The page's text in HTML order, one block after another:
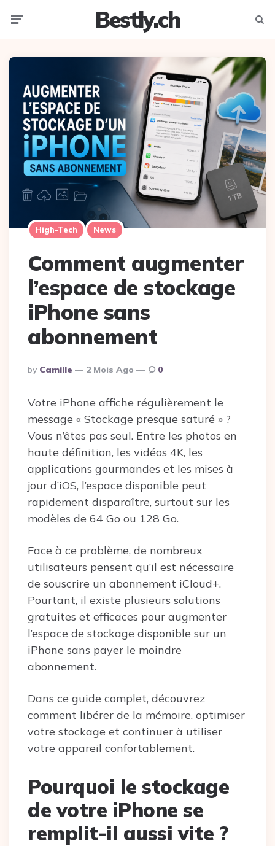
Bestly.ch
High-Tech News
Comment augmenter
l’espace de stockage
iPhone sans
abonnement
Posted
By
By Camille 2 Mois Ago 0
Votre iPhone affiche régulièrement le
message « Stockage presque saturé » ?
Vous n’êtes pas seul. Entre les photos en
haute définition, les vidéos 4K, les
applications gourmandes et les mises à
jour d’iOS, l’espace disponible peut
rapidement disparaître, surtout sur les
modèles de 64 Go ou 128 Go.
Face à ce problème, de nombreux
utilisateurs pensent qu’il est nécessaire
de souscrire un abonnement iCloud+.
Pourtant, il existe plusieurs solutions
gratuites et efficaces pour augmenter
l’espace de stockage disponible sur un
iPhone sans payer le moindre
abonnement.
Dans ce guide complet, découvrez
comment libérer de la mémoire, optimiser
votre stockage et continuer à utiliser
votre appareil confortablement.
Pourquoi le stockage
de votre iPhone se
remplit-il aussi vite ?